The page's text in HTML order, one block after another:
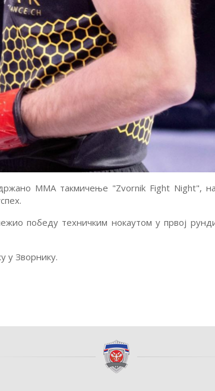
ММА такмичење "Zvornik Fight Night",
победу техничким нокаутом у првој
у Зворнику.